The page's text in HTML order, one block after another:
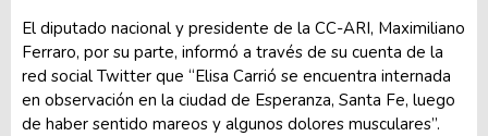
El diputado nacional y presidente de la CC-ARI, Maximiliano
Ferraro, por su parte, informó a través de su cuenta de la
red social Twitter que “Elisa Carrió se encuentra internada
en observación en la ciudad de Esperanza, Santa Fe, luego
de haber sentido mareos y algunos dolores musculares”.